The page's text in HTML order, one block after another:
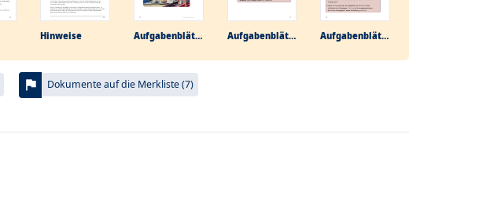
Hinweise Aufgabenblätter Aufgabenblätter Aufgabenblätter
flag Dokumente auf die Merkliste (7)